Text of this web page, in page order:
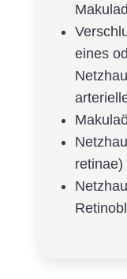
eines
retinae)